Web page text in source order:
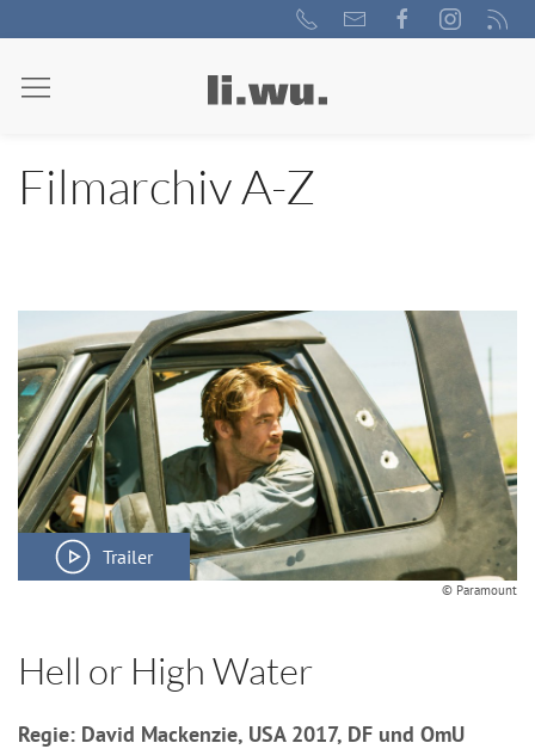
Filmarchiv A-Z
Trailer
© Paramount
Hell or High Water
Regie: David Mackenzie, USA 2017, DF und OmU